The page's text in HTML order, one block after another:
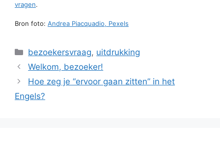
vragen.
Bron foto: Andrea Piacquadio, Pexels
Categorieën
bezoekersvraag, uitdrukking
Welkom, bezoeker!
Hoe zeg je “ervoor gaan zitten” in het
Engels?